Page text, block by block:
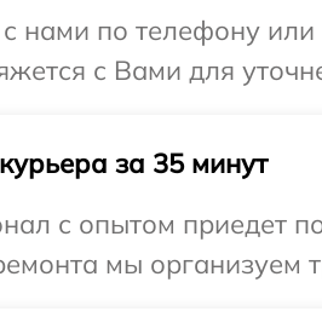
нами по телефону или
с Вами для
за 35 минут
с опытом приедет
мы организуем